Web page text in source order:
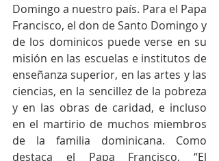
Domingo a nuestro país. Para el Papa
Francisco, el don de Santo Domingo y
de los dominicos puede verse en su
misión en las escuelas e institutos de
enseñanza superior, en las artes y las
ciencias, en la sencillez de la pobreza
y en las obras de caridad, e incluso
en el martirio de muchos miembros
de la familia dominicana. Como
destaca el Papa Francisco, “El